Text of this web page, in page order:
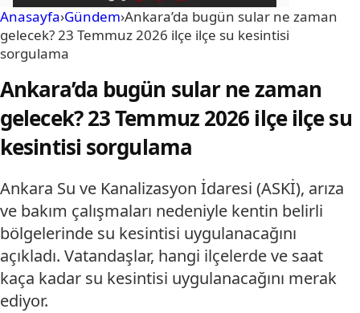
Anasayfa›Gündem›Ankara’da bugün sular ne zaman
gelecek? 23 Temmuz 2026 ilçe ilçe su kesintisi
sorgulama
Ankara’da bugün sular ne zaman
gelecek? 23 Temmuz 2026 ilçe ilçe su
kesintisi sorgulama
Ankara Su ve Kanalizasyon İdaresi (ASKİ), arıza
ve bakım çalışmaları nedeniyle kentin belirli
bölgelerinde su kesintisi uygulanacağını
açıkladı. Vatandaşlar, hangi ilçelerde ve saat
kaça kadar su kesintisi uygulanacağını merak
ediyor.